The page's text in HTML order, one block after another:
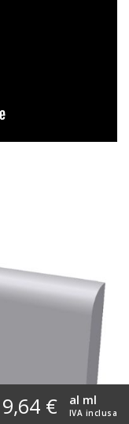
9,64 € IVA inclusa
al ml